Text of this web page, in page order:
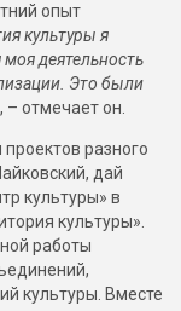
опыт
культуры я
деятельность
Это были
– отмечает он.
разного
дай
культуры» в
культуры».
работы
культуры. Вместе